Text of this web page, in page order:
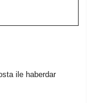
ile haberdar